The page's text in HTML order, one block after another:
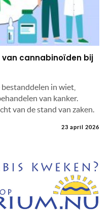
cannabinoïden bij
in wiet,
van kanker.
van de stand van zaken.
23 april 2026